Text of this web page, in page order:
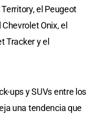
el Peugeot
Onix, el
Tracker y el
ups y SUVs entre los
una tendencia que